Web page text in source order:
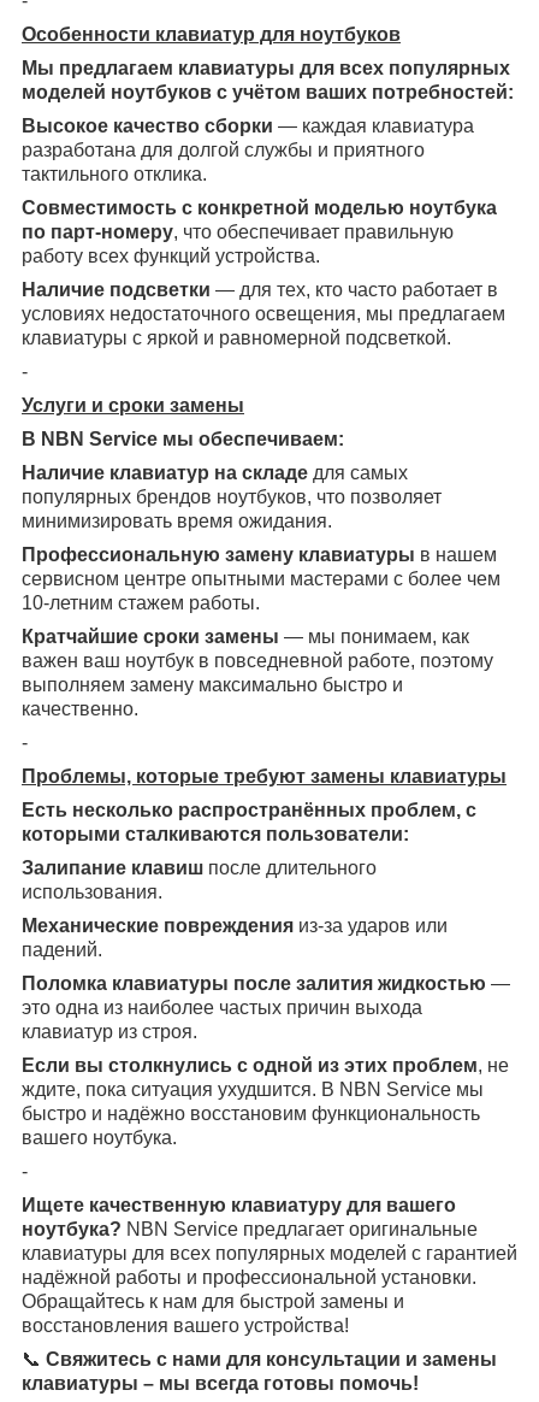
Особенности клавиатур для ноутбуков
Мы предлагаем клавиатуры для всех популярных
моделей ноутбуков с учётом ваших потребностей:
Высокое качество сборки — каждая клавиатура
разработана для долгой службы и приятного
тактильного отклика.
Совместимость с конкретной моделью ноутбука
по парт-номеру, что обеспечивает правильную
работу всех функций устройства.
Наличие подсветки — для тех, кто часто работает в
условиях недостаточного освещения, мы предлагаем
клавиатуры с яркой и равномерной подсветкой.
-
Услуги и сроки замены
В NBN Service мы обеспечиваем:
Наличие клавиатур на складе для самых
популярных брендов ноутбуков, что позволяет
минимизировать время ожидания.
Профессиональную замену клавиатуры в нашем
сервисном центре опытными мастерами с более чем
10-летним стажем работы.
Кратчайшие сроки замены — мы понимаем, как
важен ваш ноутбук в повседневной работе, поэтому
выполняем замену максимально быстро и
качественно.
-
Проблемы, которые требуют замены клавиатуры
Есть несколько распространённых проблем, с
которыми сталкиваются пользователи:
Залипание клавиш после длительного
использования.
Механические повреждения из-за ударов или
падений.
Поломка клавиатуры после залития жидкостью —
это одна из наиболее частых причин выхода
клавиатур из строя.
Если вы столкнулись с одной из этих проблем, не
ждите, пока ситуация ухудшится. В NBN Service мы
быстро и надёжно восстановим функциональность
вашего ноутбука.
-
Ищете качественную клавиатуру для вашего
ноутбука? NBN Service предлагает оригинальные
клавиатуры для всех популярных моделей с гарантией
надёжной работы и профессиональной установки.
Обращайтесь к нам для быстрой замены и
восстановления вашего устройства!
📞 Свяжитесь с нами для консультации и замены
клавиатуры – мы всегда готовы помочь!